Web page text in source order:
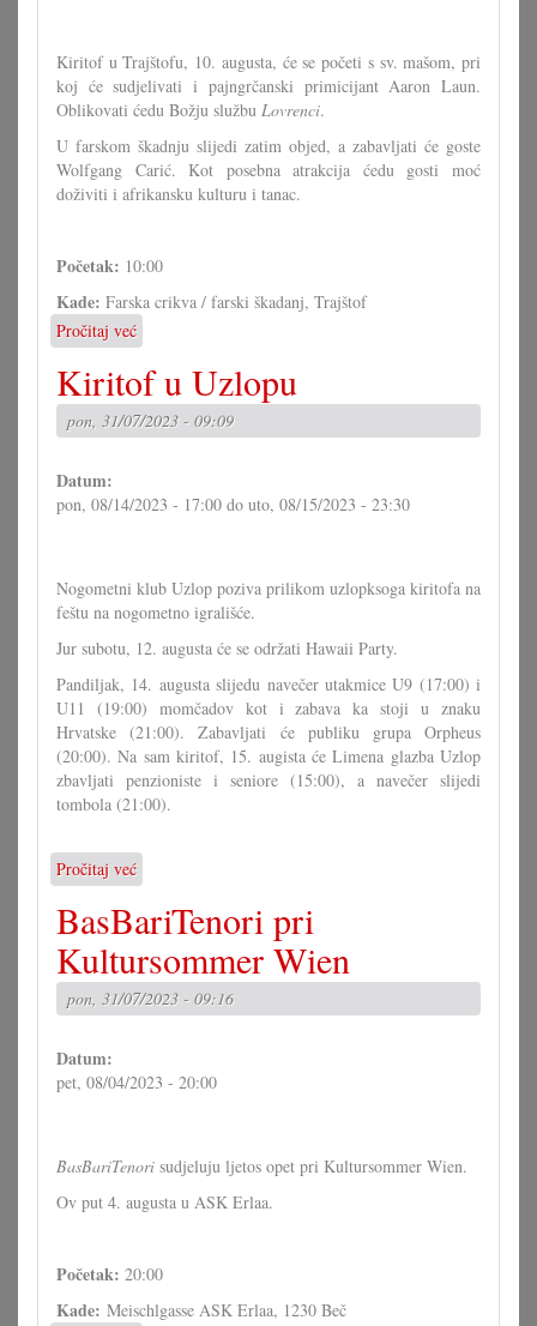
Kiritof u Trajštofu, 10. augusta, će se početi s sv. mašom, pri
koj će sudjelivati i pajngrčanski primicijant Aaron Laun.
Oblikovati ćedu Božju službu Lovrenci.
U farskom škadnju slijedi zatim objed, a zabavljati će goste
Wolfgang Carić. Kot posebna atrakcija ćedu gosti moć
doživiti i afrikansku kulturu i tanac.
Početak: 10:00
Kade: Farska crikva / farski škadanj, Trajštof
Pročitaj već
Kiritof
u
Trajštofu
Kiritof u Uzlopu
pon, 31/07/2023 - 09:09
Datum:
pon, 08/14/2023 - 17:00 do uto, 08/15/2023 - 23:30
Nogometni klub Uzlop poziva prilikom uzlopksoga kiritofa na
feštu na nogometno igrališće.
Jur subotu, 12. augusta će se održati Hawaii Party.
Pandiljak, 14. augusta slijedu navečer utakmice U9 (17:00) i
U11 (19:00) momčadov kot i zabava ka stoji u znaku
Hrvatske (21:00). Zabavljati će publiku grupa Orpheus
(20:00). Na sam kiritof, 15. augista će Limena glazba Uzlop
zbavljati penzioniste i seniore (15:00), a navečer slijedi
tombola (21:00).
Pročitaj već
Kiritof
u
Uzlopu
BasBariTenori pri
Kultursommer Wien
pon, 31/07/2023 - 09:16
Datum:
pet, 08/04/2023 - 20:00
BasBariTenori sudjeluju ljetos opet pri Kultursommer Wien.
Ov put 4. augusta u ASK Erlaa.
Početak: 20:00
Kade: Meischlgasse ASK Erlaa, 1230 Beč